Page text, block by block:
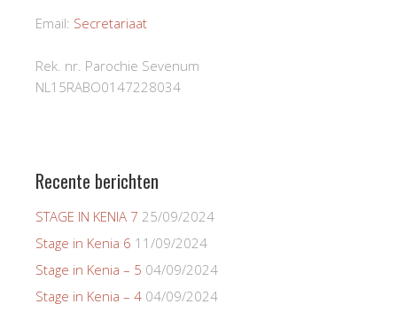
Email: Secretariaat
Rek. nr. Parochie Sevenum
NL15RABO0147228034
Recente berichten
STAGE IN KENIA 7 25/09/2024
Stage in Kenia 6 11/09/2024
Stage in Kenia – 5 04/09/2024
Stage in Kenia – 4 04/09/2024